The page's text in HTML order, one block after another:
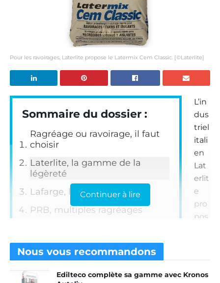
Pour les ravoirages, Laterlite propose le Latermix Cem Classic. [©Laterlite]
Sommaire du dossier :
Ragréage ou ravoirage, il faut
choisir
Laterlite, la gamme de la
légèreté
Lafarge, large gamme
PRB, multiples ragréages
Sika, ragréage repensé
Vicat et VPI, pour tous les
L’in
dus
triel
itali
en
Lat
erlit
e
pro
pos
s de
Continuer à lire
Nous vous recommandons
Edilteco complète sa gamme avec Kronos